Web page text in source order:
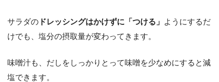
サラダの ドレッシングはかけずに「つける」 ようにするだ
けでも、塩分の摂取量が変わってきます。
味噌汁も、だしをしっかりとって味噌を少なめにすると減
塩できます。